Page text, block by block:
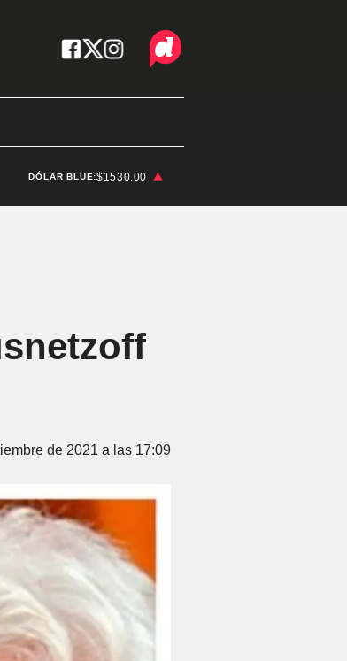
DÓLAR BLUE:$1530.00
de 2021 a las 17:09